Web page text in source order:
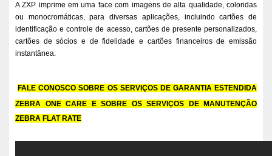
A ZXP imprime em uma face com imagens de alta qualidade, coloridas
ou monocromáticas, para diversas aplicações, incluindo cartões de
identificação e controle de acesso, cartões de presente personalizados,
cartões de sócios e de fidelidade e cartões financeiros de emissão
instantânea.
FALE CONOSCO SOBRE OS SERVIÇOS DE GARANTIA ESTENDIDA
ZEBRA ONE CARE E SOBRE OS SERVIÇOS DE MANUTENÇÃO
ZEBRA FLAT RATE